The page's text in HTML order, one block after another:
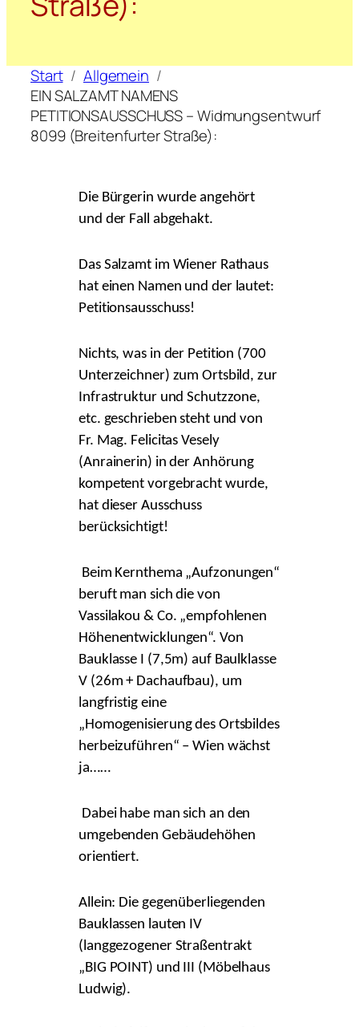
Start
Allgemein
EIN SALZAMT NAMENS
PETITIONSAUSSCHUSS – Widmungsentwurf
8099 (Breitenfurter Straße):
Die Bürgerin wurde angehört
und der Fall abgehakt.
Das Salzamt im Wiener Rathaus
hat einen Namen und der lautet:
Petitionsausschuss!
Nichts, was in der Petition (700
Unterzeichner) zum Ortsbild, zur
Infrastruktur und Schutzzone,
etc. geschrieben steht und von
Fr. Mag. Felicitas Vesely
(Anrainerin) in der Anhörung
kompetent vorgebracht wurde,
hat dieser Ausschuss
berücksichtigt!
Beim Kernthema „Aufzonungen“
beruft man sich die von
Vassilakou & Co. „empfohlenen
Höhenentwicklungen“. Von
Bauklasse I (7,5m) auf Baulklasse
V (26m + Dachaufbau), um
langfristig eine
„Homogenisierung des Ortsbildes
herbeizuführen“ – Wien wächst
ja……
Dabei habe man sich an den
umgebenden Gebäudehöhen
orientiert.
Allein: Die gegenüberliegenden
Bauklassen lauten IV
(langgezogener Straßentrakt
„BIG POINT) und III (Möbelhaus
Ludwig).